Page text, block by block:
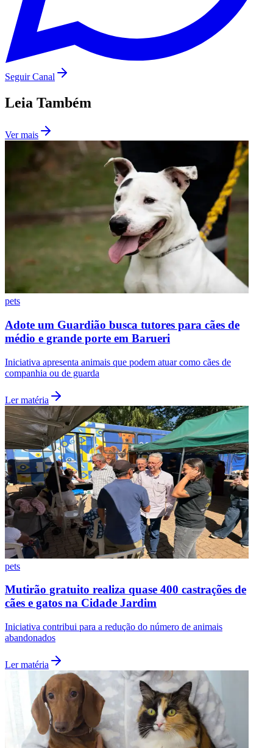
Flamengo
Seguir Canal
Leia Também
Ver mais
pets
Adote um Guardião busca tutores para cães de
médio e grande porte em Barueri
Iniciativa apresenta animais que podem atuar como cães de
companhia ou de guarda
Ler matéria
pets
Mutirão gratuito realiza quase 400 castrações de
cães e gatos na Cidade Jardim
Iniciativa contribui para a redução do número de animais
abandonados
Ler matéria